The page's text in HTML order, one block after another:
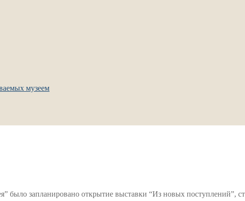
музеем
было запланировано открытие выставки “Из новых поступлений”,